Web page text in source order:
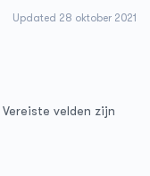
Updated 28 oktober 2021
Vereiste velden zijn